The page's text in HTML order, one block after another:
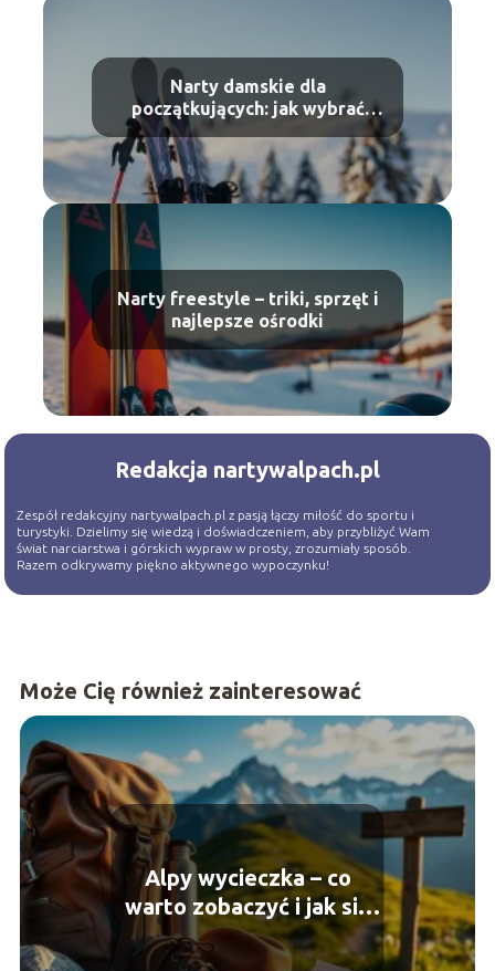
Narty damskie dla
początkujących: jak wybrać
pierwsze narty?
Narty freestyle – triki, sprzęt i
najlepsze ośrodki
Redakcja nartywalpach.pl
Zespół redakcyjny nartywalpach.pl z pasją łączy miłość do sportu i
turystyki. Dzielimy się wiedzą i doświadczeniem, aby przybliżyć Wam
świat narciarstwa i górskich wypraw w prosty, zrozumiały sposób.
Razem odkrywamy piękno aktywnego wypoczynku!
Może Cię również zainteresować
Alpy wycieczka – co
warto zobaczyć i jak się
przygotować?